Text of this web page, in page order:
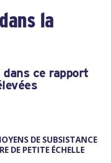
la
ce rapport
DE SUBSISTANCE
DE PETITE ÉCHELLE